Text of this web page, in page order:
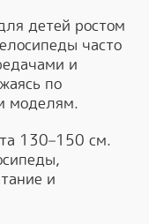
детей ростом
часто
и
по
моделям.
130–150 см.
и